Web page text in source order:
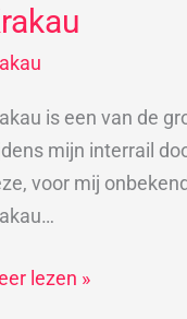
is een van de
mijn interrail
voor mij
lezen »